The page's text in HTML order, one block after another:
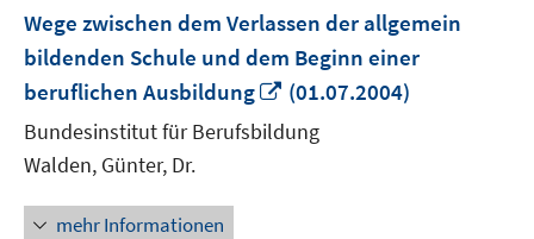
Wege zwischen dem Verlassen der allgemein
bildenden Schule und dem Beginn einer
beruflichen Ausbildung
In
neuem
Fenster
(01.07.2004)
Bundesinstitut für Berufsbildung
Walden, Günter, Dr.
mehr Informationen